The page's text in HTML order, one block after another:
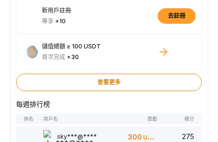
新用戶註冊
專享 +10
去註冊
儲值總額 ≥ 100 USDT
首次完成 +30
查看更多
每週排行榜
排名 用戶名 獎勵 積分
sky***@**** 300 USDT 275